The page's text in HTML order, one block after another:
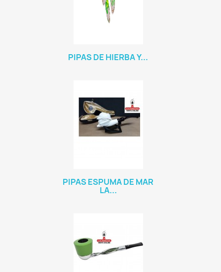
PIPAS DE HIERBA Y...
PIPAS ESPUMA DE MAR
LA...